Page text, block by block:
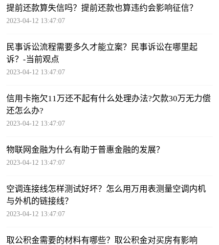
提前还款算失信吗？提前还款也算违约会影响征信？
2023-04-12 13:47:07
民事诉讼流程需要多久才能立案？民事诉讼在哪里起
诉？-当前观点
2023-04-12 13:47:07
信用卡拖欠11万还不起有什么处理办法?欠款30万无力偿
还怎么办?
2023-04-12 13:47:07
物联网金融为什么有助于普惠金融的发展？
2023-04-12 13:47:07
空调连接线怎样测试好坏？怎么用万用表测量空调内机
与外机的链接线？
2023-04-12 13:47:07
取公积金需要的材料有哪些？取公积金对买房有影响